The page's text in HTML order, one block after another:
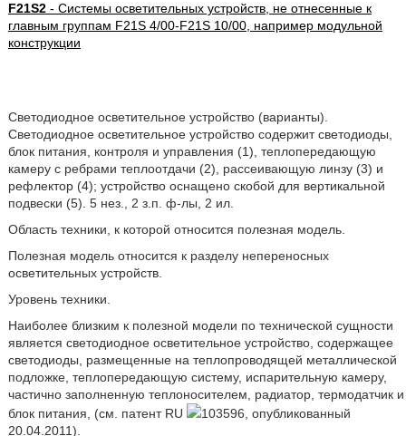
F21S2- Системы осветительных устройств, не отнесенные к
главным группам F21S 4/00-F21S 10/00, например модульной
конструкции
Светодиодное осветительное устройство (варианты).
Светодиодное осветительное устройство содержит светодиоды,
блок питания, контроля и управления (1), теплопередающую
камеру с ребрами теплоотдачи (2), рассеивающую линзу (3) и
рефлектор (4); устройство оснащено скобой для вертикальной
подвески (5). 5 нез., 2 з.п. ф-лы, 2 ил.
Область техники, к которой относится полезная модель.
Полезная модель относится к разделу непереносных
осветительных устройств.
Уровень техники.
Наиболее близким к полезной модели по технической сущности
является светодиодное осветительное устройство, содержащее
светодиоды, размещенные на теплопроводящей металлической
подложке, теплопередающую систему, испарительную камеру,
частично заполненную теплоносителем, радиатор, термодатчик и
блок питания, (см. патент RU
103596, опубликованный
20.04.2011).